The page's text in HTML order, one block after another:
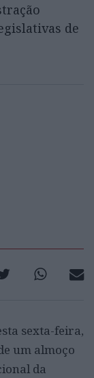
de
sexta-feira,
um almoço
da